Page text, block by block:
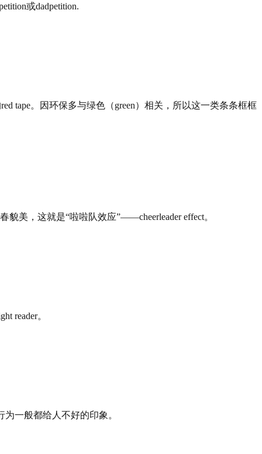
或dadpetition.
tape。因环保多与绿色（green）相关，所以这一类条条框框
美，这就是“啦啦队效应”——cheerleader effect。
reader。
一般都给人不好的印象。